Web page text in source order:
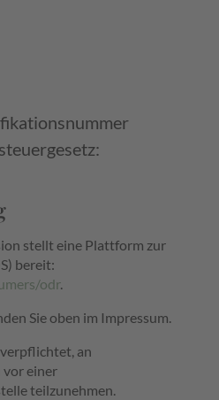
stellt eine Plattform zur
bereit:
odr.
Sie oben im Impressum.
an
vor einer
teilzunehmen.